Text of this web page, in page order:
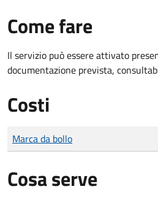
Come fare
Il servizio può essere attivato
documentazione prevista,
Costi
Tipo di pagamento
Importo
Marca da bollo
Cosa serve